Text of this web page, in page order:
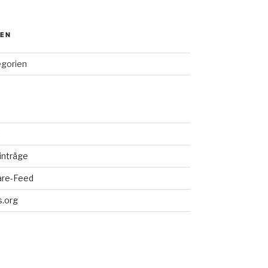
Feed